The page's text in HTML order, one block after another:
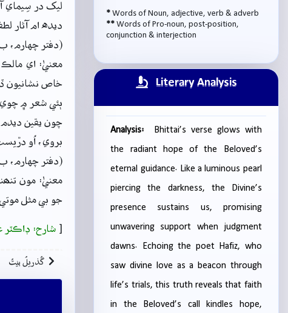
* Words of Noun, adjective, verb & adverb
** Words of Pro-noun, post-position,
conjunction & interjection
Literary Analysis
Analysis:
Bhittai’s verse glows with
the radiant hope of the Beloved’s
eternal guidance. Like a luminous pearl
piercing the darkness, the Divine’s
presence sustains us, promising
unwavering support when judgment
dawns. Echoing the poet Hafiz, who
saw divine love as a beacon through
life’s trials, this truth reveals that faith
in the Beloved’s call kindles hope,
ليک در سِيماي
ديده ام آثار
(دفتر چهارم، ب-
معنيٰ: اي مالڪ
خاص نشانيون
ٻئي شعر ۾ چوي
چون يقين ديدم
بروي، اُو
(دفتر چهارم، ب-
معنيٰ: مون
جو بي مثل
[ شارح: ڊاڪٽر
گُذريلُ بيتُ